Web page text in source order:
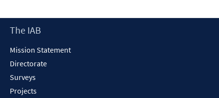
new
Footer
The IAB
Mission Statement
Directorate
Surveys
Projects